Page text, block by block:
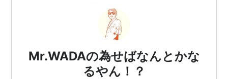
Mr.WADAの為せばなんとかな
るやん！？